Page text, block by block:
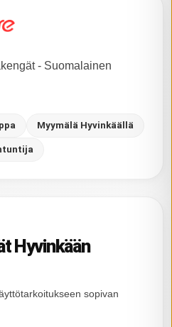
- Suomalainen
Myymälä Hyvinkäällä
Hyvinkään
sopivan